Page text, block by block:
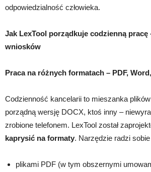
odpowiedzialność człowieka.
Jak LexTool porządkuje codzienną pracę
wniosków
Praca na różnych formatach – PDF,
Codzienność kancelarii to mieszanka
porządną wersję DOCX, ktoś inny –
zrobione telefonem. LexTool został
kaprysić na formaty. Narzędzie radzi
plikami PDF (w tym obszernymi